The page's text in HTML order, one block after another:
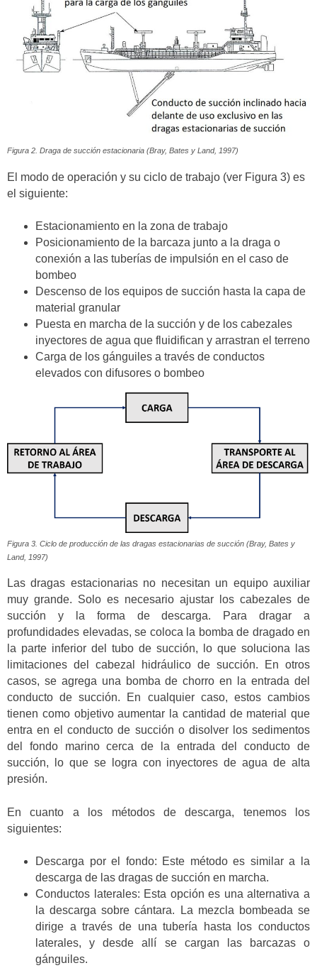
Figura 2. Draga de succión estacionaria (Bray, Bates y Land, 1997)
El modo de operación y su ciclo de trabajo (ver Figura 3) es
el siguiente:
Estacionamiento en la zona de trabajo
Posicionamiento de la barcaza junto a la draga o
conexión a las tuberías de impulsión en el caso de
bombeo
Descenso de los equipos de succión hasta la capa de
material granular
Puesta en marcha de la succión y de los cabezales
inyectores de agua que fluidifican y arrastran el terreno
Carga de los gánguiles a través de conductos
elevados con difusores o bombeo
Figura 3. Ciclo de producción de las dragas estacionarias de succión (Bray, Bates y
Land, 1997)
Las dragas estacionarias no necesitan un equipo auxiliar
muy grande. Solo es necesario ajustar los cabezales de
succión y la forma de descarga. Para dragar a
profundidades elevadas, se coloca la bomba de dragado en
la parte inferior del tubo de succión, lo que soluciona las
limitaciones del cabezal hidráulico de succión. En otros
casos, se agrega una bomba de chorro en la entrada del
conducto de succión. En cualquier caso, estos cambios
tienen como objetivo aumentar la cantidad de material que
entra en el conducto de succión o disolver los sedimentos
del fondo marino cerca de la entrada del conducto de
succión, lo que se logra con inyectores de agua de alta
presión.
En cuanto a los métodos de descarga, tenemos los
siguientes:
Descarga por el fondo: Este método es similar a la
descarga de las dragas de succión en marcha.
Conductos laterales: Esta opción es una alternativa a
la descarga sobre cántara. La mezcla bombeada se
dirige a través de una tubería hasta los conductos
laterales, y desde allí se cargan las barcazas o
gánguiles.